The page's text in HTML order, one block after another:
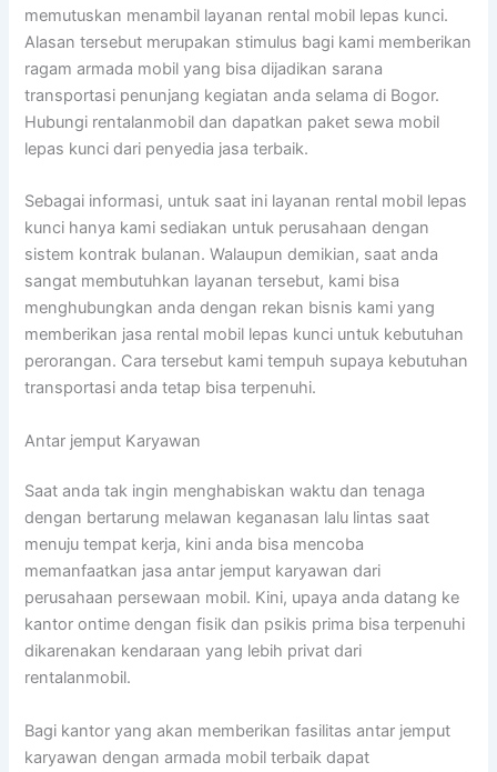
memutuskan menambil layanan rental mobil lepas kunci.
Alasan tersebut merupakan stimulus bagi kami memberikan
ragam armada mobil yang bisa dijadikan sarana
transportasi penunjang kegiatan anda selama di Bogor.
Hubungi rentalanmobil dan dapatkan paket sewa mobil
lepas kunci dari penyedia jasa terbaik.
Sebagai informasi, untuk saat ini layanan rental mobil lepas
kunci hanya kami sediakan untuk perusahaan dengan
sistem kontrak bulanan. Walaupun demikian, saat anda
sangat membutuhkan layanan tersebut, kami bisa
menghubungkan anda dengan rekan bisnis kami yang
memberikan jasa rental mobil lepas kunci untuk kebutuhan
perorangan. Cara tersebut kami tempuh supaya kebutuhan
transportasi anda tetap bisa terpenuhi.
Antar jemput Karyawan
Saat anda tak ingin menghabiskan waktu dan tenaga
dengan bertarung melawan keganasan lalu lintas saat
menuju tempat kerja, kini anda bisa mencoba
memanfaatkan jasa antar jemput karyawan dari
perusahaan persewaan mobil. Kini, upaya anda datang ke
kantor ontime dengan fisik dan psikis prima bisa terpenuhi
dikarenakan kendaraan yang lebih privat dari
rentalanmobil.
Bagi kantor yang akan memberikan fasilitas antar jemput
karyawan dengan armada mobil terbaik dapat